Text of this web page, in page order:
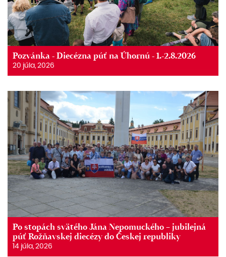
Pozvánka - Diecézna púť na Úhornú - 1.-2.8.2026
20 júla, 2026
Po stopách svätého Jána Nepomuckého – jubilejná
púť Rožňavskej diecézy do Českej republiky
14 júla, 2026